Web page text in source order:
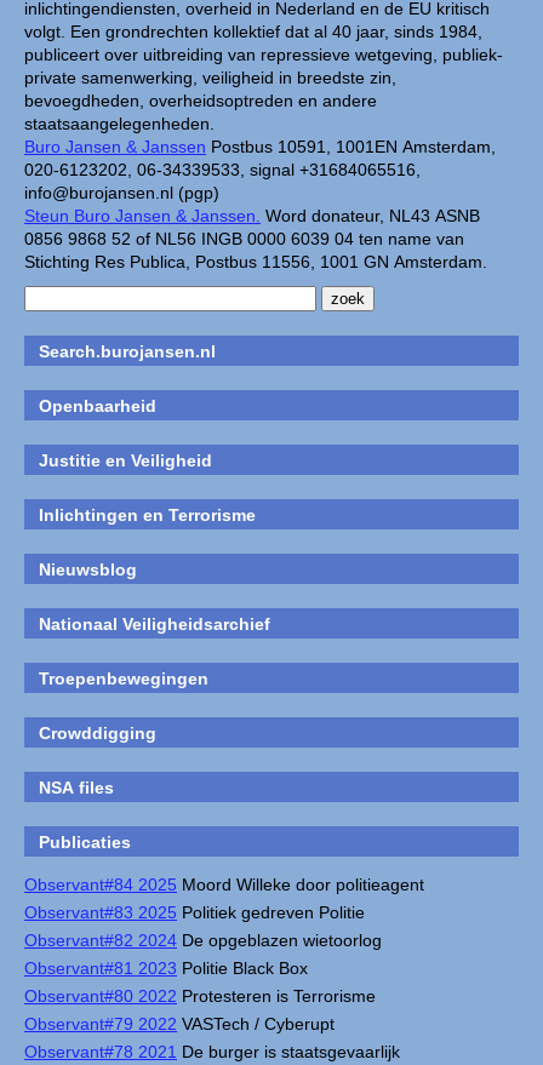
inlichtingendiensten, overheid in Nederland en de EU kritisch
volgt. Een grondrechten kollektief dat al 40 jaar, sinds 1984,
publiceert over uitbreiding van repressieve wetgeving, publiek-
private samenwerking, veiligheid in breedste zin,
bevoegdheden, overheidsoptreden en andere
staatsaangelegenheden.
Buro Jansen & Janssen Postbus 10591, 1001EN Amsterdam,
020-6123202, 06-34339533, signal +31684065516,
info@burojansen.nl (pgp)
Steun Buro Jansen & Janssen. Word donateur, NL43 ASNB
0856 9868 52 of NL56 INGB 0000 6039 04 ten name van
Stichting Res Publica, Postbus 11556, 1001 GN Amsterdam.
Search.burojansen.nl
Openbaarheid
Justitie en Veiligheid
Inlichtingen en Terrorisme
Nieuwsblog
Nationaal Veiligheidsarchief
Troepenbewegingen
Crowddigging
NSA files
Publicaties
Observant#84 2025 Moord Willeke door politieagent
Observant#83 2025 Politiek gedreven Politie
Observant#82 2024 De opgeblazen wietoorlog
Observant#81 2023 Politie Black Box
Observant#80 2022 Protesteren is Terrorisme
Observant#79 2022 VASTech / Cyberupt
Observant#78 2021 De burger is staatsgevaarlijk